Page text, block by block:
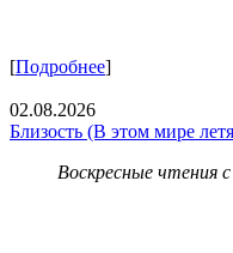
[Подробнее]
02.08.2026
Близость (В этом мире
Воскресные